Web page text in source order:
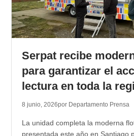
Serpat recibe
para garantizar el
lectura en toda la
8 junio, 2026por Departamento Prensa
La unidad completa la moderna
presentada este año en Santiago